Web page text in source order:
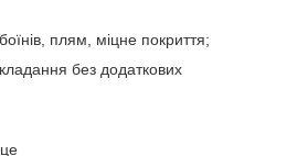
плям, міцне покриття;
без додаткових